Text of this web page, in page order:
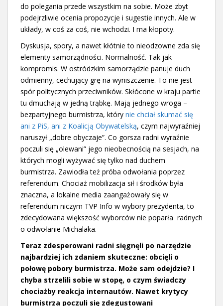
do polegania przede wszystkim na sobie. Może zbyt
podejrzliwie ocenia propozycje i sugestie innych. Ale w
układy, w coś za coś, nie wchodzi. I ma kłopoty.
Dyskusja, spory, a nawet kłótnie to nieodzowne zda się
elementy samorządności. Normalność. Tak jak
kompromis. W ostródzkim samorządzie panuje duch
odmienny, cechujący grę na wyniszczenie. To nie jest
spór politycznych przeciwników. Skłócone w kraju partie
tu dmuchają w jedną trąbkę. Mają jednego wroga –
bezpartyjnego burmistrza, który nie chciał skumać się
ani z PiS, ani z Koalicją Obywatelską, czym najwyraźniej
naruszył „dobre obyczaje”. Co gorsza radni wyraźnie
poczuli się „olewani” jego nieobecnością na sesjach, na
których mogli wyżywać się tylko nad duchem
burmistrza. Zawiodła też próba odwołania poprzez
referendum. Chociaż mobilizacja sił i środków była
znaczna, a lokalne media zaangażowały się w
referendum niczym TVP Info w wybory prezydenta, to
zdecydowana większość wyborców nie poparła radnych
o odwołanie Michalaka.
Teraz zdesperowani radni sięgnęli po narzędzie
najbardziej ich zdaniem skuteczne: obcięli o
połowę pobory burmistrza. Może sam odejdzie? I
chyba strzelili sobie w stopę, o czym świadczy
chociażby reakcja internautów. Nawet krytycy
burmistrza poczuli się zdegustowani